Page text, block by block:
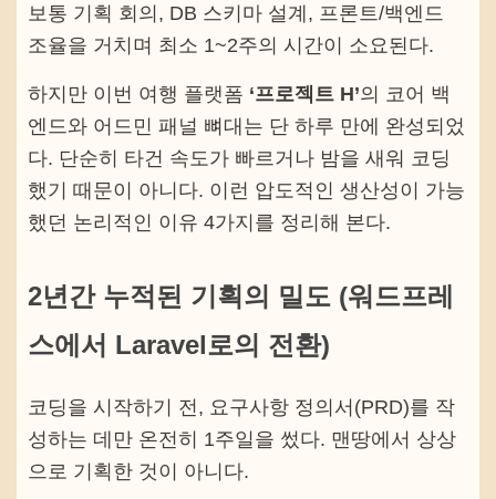
보통 기획 회의, DB 스키마 설계, 프론트/백엔드
조율을 거치며 최소 1~2주의 시간이 소요된다.
하지만 이번 여행 플랫폼 ‘프로젝트 H’의 코어 백
엔드와 어드민 패널 뼈대는 단 하루 만에 완성되었
다. 단순히 타건 속도가 빠르거나 밤을 새워 코딩
했기 때문이 아니다. 이런 압도적인 생산성이 가능
했던 논리적인 이유 4가지를 정리해 본다.
2년간 누적된 기획의 밀도 (워드프레
스에서 Laravel로의 전환)
코딩을 시작하기 전, 요구사항 정의서(PRD)를 작
성하는 데만 온전히 1주일을 썼다. 맨땅에서 상상
으로 기획한 것이 아니다.